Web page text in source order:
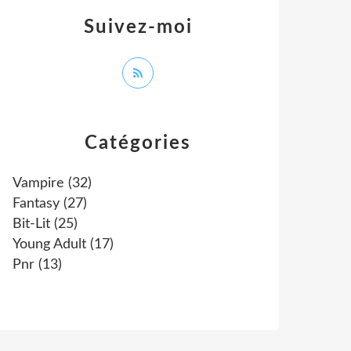
Catégories
Vampire (32)
Fantasy (27)
Bit-Lit (25)
Young Adult (17)
Pnr (13)
Suivez-moi